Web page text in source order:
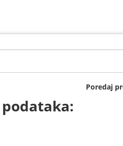
Poredaj